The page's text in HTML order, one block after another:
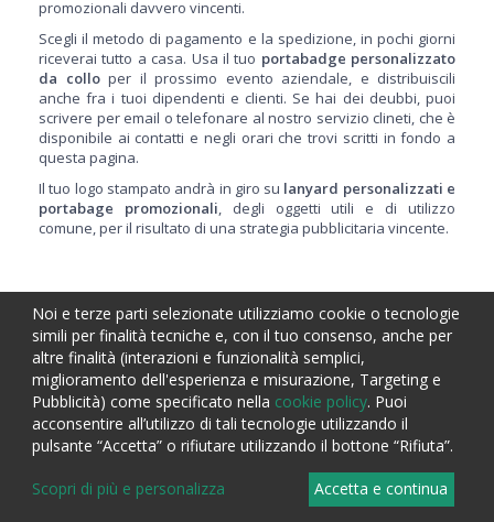
promozionali davvero vincenti.
Scegli il metodo di pagamento e la spedizione, in pochi giorni
riceverai tutto a casa. Usa il tuo portabadge personalizzato
da colloper il prossimo evento aziendale, e distribuiscili
anche fra i tuoi dipendenti e clienti. Se hai dei deubbi, puoi
scrivere per email o telefonare al nostro servizio clineti, che è
disponibile ai contatti e negli orari che trovi scritti in fondo a
questa pagina.
Il tuo logo stampato andrà in giro su lanyard personalizzati e
portabage promozionali, degli oggetti utili e di utilizzo
comune, per il risultato di una strategia pubblicitaria vincente.
Iscriviti alla nostraNewsletter
novità!
Noi e terze parti selezionate utilizziamo cookie o tecnologie
simili per finalità tecniche e, con il tuo consenso, anche per
altre finalità (interazioni e funzionalità semplici,
miglioramento dell'esperienza e misurazione, Targeting e
Pubblicità) come specificato nella cookie policy. Puoi
acconsentire all’utilizzo di tali tecnologie utilizzando il
pulsante “Accetta” o rifiutare utilizzando il bottone “Rifiuta”.
Scopri di più e personalizza Accetta e continua